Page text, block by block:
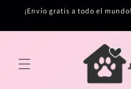
directamente
¡Envío gratis a todo el